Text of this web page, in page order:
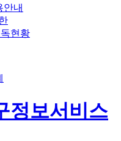
안내
현황